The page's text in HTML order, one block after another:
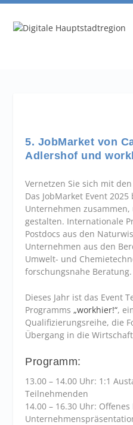
5. JobMarket von
Adlershof und
Vernetzen Sie sich mit
Das JobMarket Event
Unternehmen
gestalten. Internationale
Postdocs aus den
Unternehmen aus den
Umwelt- und
forschungsnahe Beratung.
Dieses Jahr ist das Event
Programms„workhier!“,
Qualifizierungsreihe, die
Übergang in die
Programm:
13.00 – 14.00 Uhr: 1:1
Teilnehmenden
14.00 – 16.30 Uhr: